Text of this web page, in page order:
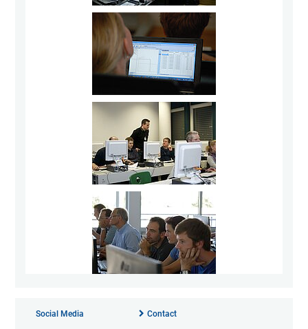
Social Media Contact